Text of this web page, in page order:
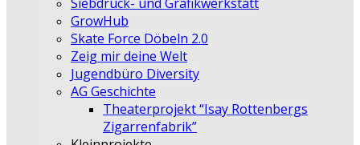
GrowHub
Skate Force Döbeln 2.0
Zeig mir deine Welt
Jugendbüro Diversity
AG Geschichte
Theaterprojekt “Isay Rottenbergs
Zigarrenfabrik”